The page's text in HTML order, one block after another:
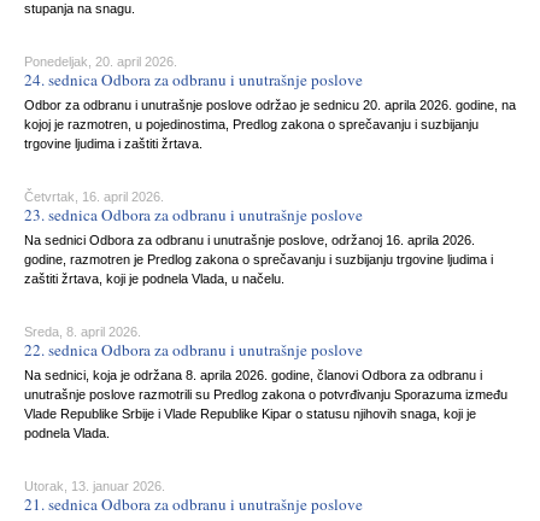
stupanja na snagu.
Ponedeljak, 20. april 2026.
24. sednica Odbora za odbranu i unutrašnje poslove
Odbor za odbranu i unutrašnje poslove održao je sednicu 20. aprila 2026. godine, na
kojoj je razmotren, u pojedinostima, Predlog zakona o sprečavanju i suzbijanju
trgovine ljudima i zaštiti žrtava.
Četvrtak, 16. april 2026.
23. sednica Odbora za odbranu i unutrašnje poslove
Na sednici Odbora za odbranu i unutrašnje poslove, održanoj 16. aprila 2026.
godine, razmotren je Predlog zakona o sprečavanju i suzbijanju trgovine ljudima i
zaštiti žrtava, koji je podnela Vlada, u načelu.
Sreda, 8. april 2026.
22. sednica Odbora za odbranu i unutrašnje poslove
Na sednici, koja je održana 8. aprila 2026. godine, članovi Odbora za odbranu i
unutrašnje poslove razmotrili su Predlog zakona o potvrđivanju Sporazuma između
Vlade Republike Srbije i Vlade Republike Kipar o statusu njihovih snaga, koji je
podnela Vlada.
Utorak, 13. januar 2026.
21. sednica Odbora za odbranu i unutrašnje poslove